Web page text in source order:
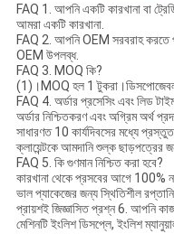
FAQ 1. আপনি একটি কারখানা বা
আমরা একটি কারখানা.
FAQ 2. আপনি OEM সরবরাহ করতে
OEM উপলব্ধ.
FAQ 3. MOQ কি?
(1)।MOQ হল 1 টুকরা।ডিসপোজেবল
FAQ 4. অর্ডার প্রসেসিং এবং লিড
অর্ডার নিশ্চিতকরণ এবং অগ্রিম অর্থ
সাধারণত 10 কার্যদিবসের মধ্যে
ক্লায়েন্টকে আমদানি শুল্ক ছাড়পত্রের
FAQ 5. কি গুণমান নিশ্চিত করা হবে?
কারখানা থেকে প্রসবের আগে 100%
ভাল প্যাকেজের জন্য স্থিতিশীল রপ্তানি
প্রায়শই জিজ্ঞাসিত প্রশ্ন 6. আপনি
মেশিনটি ইংলিশ ডিসপ্লে, ইংলিশ